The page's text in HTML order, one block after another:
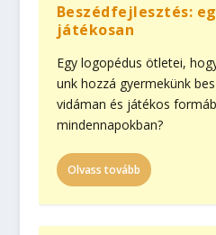
Beszédfejlesztés:
játékosan
Egy logopédus ötletei,
unk hozzá gyermekünk
vidáman és játékos
mindennapokban?
Olvass tovább